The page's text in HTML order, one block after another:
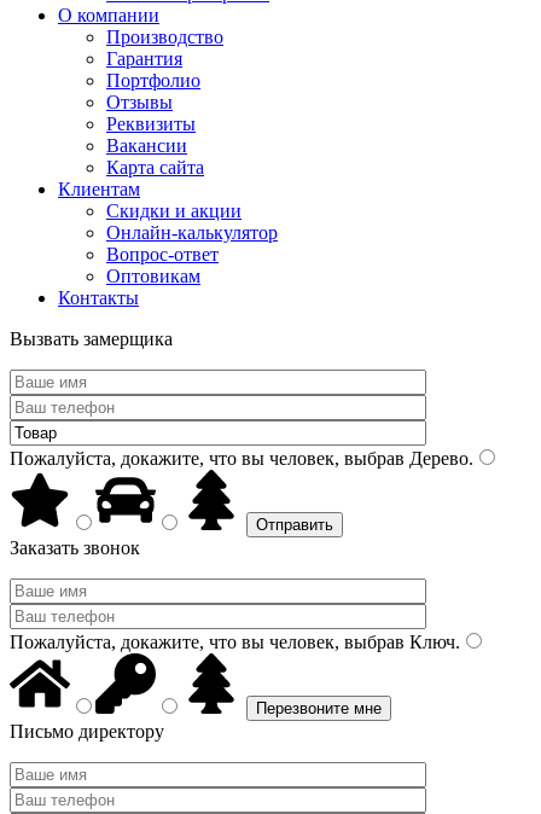
О компании
Производство
Гарантия
Портфолио
Отзывы
Реквизиты
Вакансии
Карта сайта
Клиентам
Скидки и акции
Онлайн-калькулятор
Вопрос-ответ
Оптовикам
Контакты
Вызвать замерщика
Пожалуйста, докажите, что вы человек, выбрав Дерево.
Заказать звонок
Пожалуйста, докажите, что вы человек, выбрав Ключ.
Письмо директору